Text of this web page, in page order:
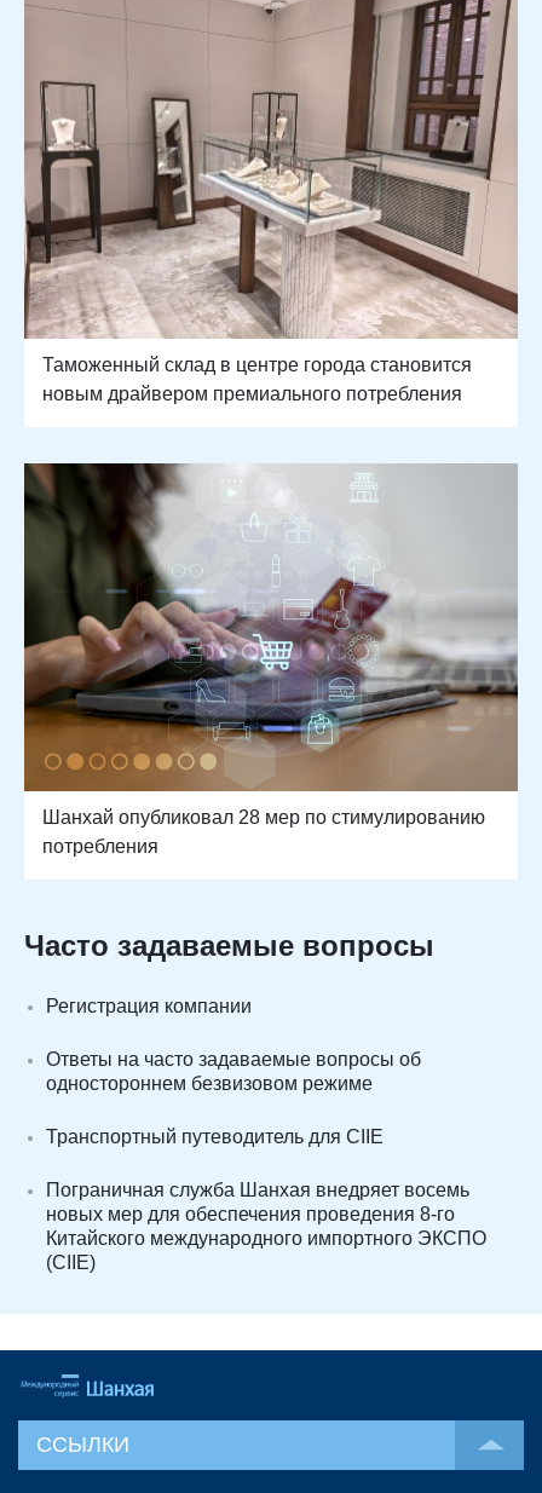
Таможенный склад в центре города становится
новым драйвером премиального потребления
Шанхай опубликовал 28 мер по стимулированию
потребления
Часто задаваемые вопросы
Регистрация компании
Ответы на часто задаваемые вопросы об
одностороннем безвизовом режиме
Транспортный путеводитель для CIIE
Пограничная служба Шанхая внедряет восемь
новых мер для обеспечения проведения 8-го
Китайского международного импортного ЭКСПО
(CIIE)
ССЫЛКИ